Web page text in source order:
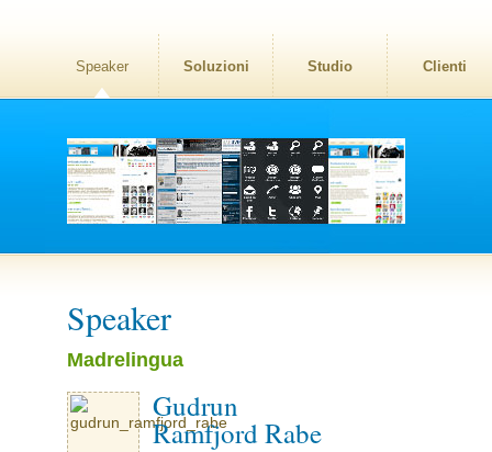
Speaker Soluzioni Studio Clienti
Speaker
Madrelingua
Gudrun
Ramfjord Rabe